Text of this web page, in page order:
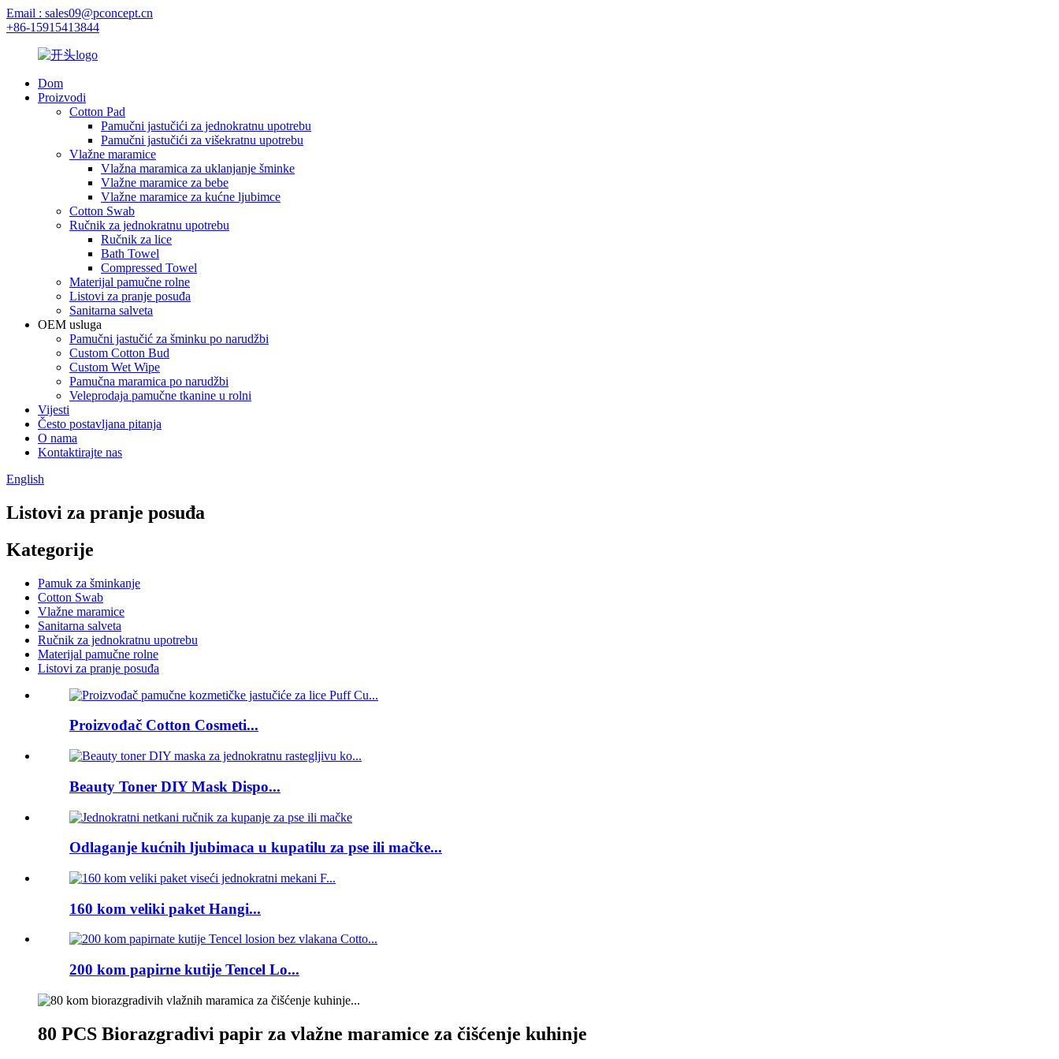
Email : sales09@pconcept.cn
+86-15915413844
Dom
Proizvodi
Cotton Pad
Pamučni jastučići za jednokratnu upotrebu
Pamučni jastučići za višekratnu upotrebu
Vlažne maramice
Vlažna maramica za uklanjanje šminke
Vlažne maramice za bebe
Vlažne maramice za kućne ljubimce
Cotton Swab
Ručnik za jednokratnu upotrebu
Ručnik za lice
Bath Towel
Compressed Towel
Materijal pamučne rolne
Listovi za pranje posuđa
Sanitarna salveta
OEM usluga
Pamučni jastučić za šminku po narudžbi
Custom Cotton Bud
Custom Wet Wipe
Pamučna maramica po narudžbi
Veleprodaja pamučne tkanine u rolni
Vijesti
Često postavljana pitanja
O nama
Kontaktirajte nas
English
Listovi za pranje posuđa
Kategorije
Pamuk za šminkanje
Cotton Swab
Vlažne maramice
Sanitarna salveta
Ručnik za jednokratnu upotrebu
Materijal pamučne rolne
Listovi za pranje posuđa
Proizvođač Cotton Cosmeti...
Beauty Toner DIY Mask Dispo...
Odlaganje kućnih ljubimaca u kupatilu za pse ili mačke...
160 kom veliki paket Hangi...
200 kom papirne kutije Tencel Lo...
80 PCS Biorazgradivi papir za vlažne maramice za čišćenje kuhinje